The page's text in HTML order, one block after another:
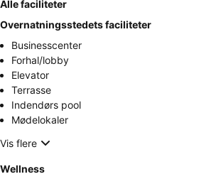
Alle faciliteter
Overnatningsstedets faciliteter
Businesscenter
Forhal/lobby
Elevator
Terrasse
Indendørs pool
Mødelokaler
Vis flere
Wellness